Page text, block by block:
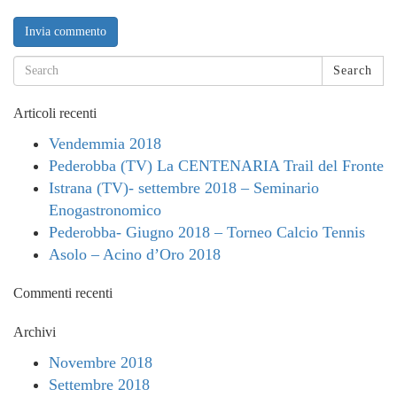
Search
Articoli recenti
Vendemmia 2018
Pederobba (TV) La CENTENARIA Trail del Fronte
Istrana (TV)- settembre 2018 – Seminario
Enogastronomico
Pederobba- Giugno 2018 – Torneo Calcio Tennis
Asolo – Acino d’Oro 2018
Commenti recenti
Archivi
Novembre 2018
Settembre 2018